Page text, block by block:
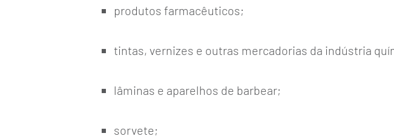
produtos farmacêuticos;
tintas, vernizes e outras mercadorias da indústria
lâminas e aparelhos de barbear;
sorvete;